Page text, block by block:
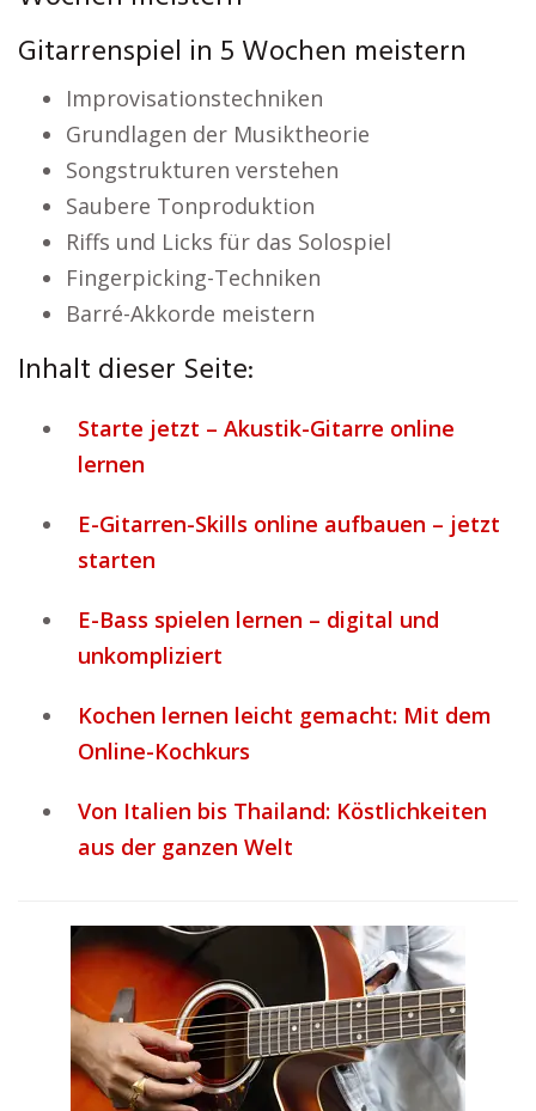
Gitarrenspiel in 5 Wochen meistern
Improvisationstechniken
Grundlagen der Musiktheorie
Songstrukturen verstehen
Saubere Tonproduktion
Riffs und Licks für das Solospiel
Fingerpicking-Techniken
Barré-Akkorde meistern
Inhalt dieser Seite:
Starte jetzt – Akustik-Gitarre online
lernen
E-Gitarren-Skills online aufbauen – jetzt
starten
E-Bass spielen lernen – digital und
unkompliziert
Kochen lernen leicht gemacht: Mit dem
Online-Kochkurs
Von Italien bis Thailand: Köstlichkeiten
aus der ganzen Welt